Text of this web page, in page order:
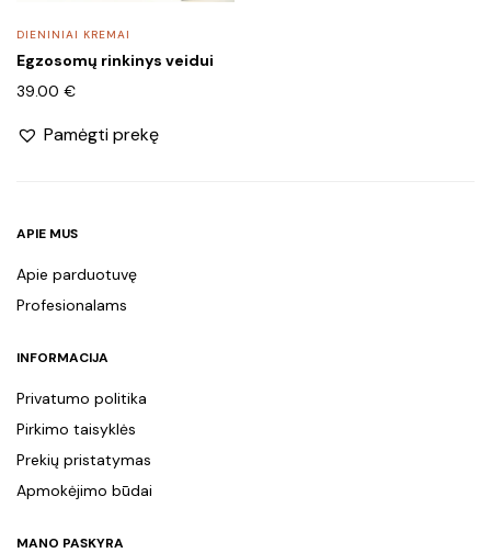
DIENINIAI KREMAI
Egzosomų rinkinys veidui
39.00 €
Pamėgti prekę
APIE MUS
Apie parduotuvę
Profesionalams
INFORMACIJA
Privatumo politika
Pirkimo taisyklės
Prekių pristatymas
Apmokėjimo būdai
MANO PASKYRA